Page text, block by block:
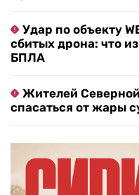
Удар по объекту
сбитых дрона: что
БПЛА
Жителей
спасаться от жары